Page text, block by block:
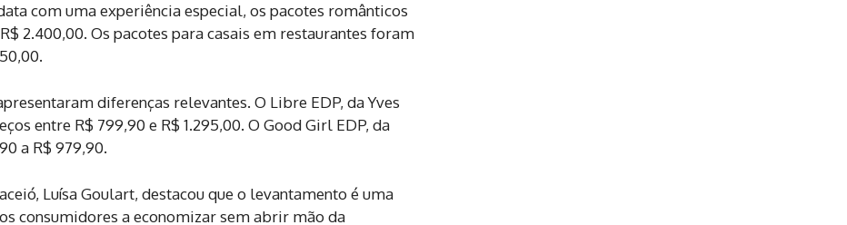
com uma experiência especial, os pacotes românticos
2.400,00. Os pacotes para casais em restaurantes foram
diferenças relevantes. O Libre EDP, da Yves
entre R$ 799,90 e R$ 1.295,00. O Good Girl EDP, da
a R$ 979,90.
Luísa Goulart, destacou que o levantamento é uma
consumidores a economizar sem abrir mão da